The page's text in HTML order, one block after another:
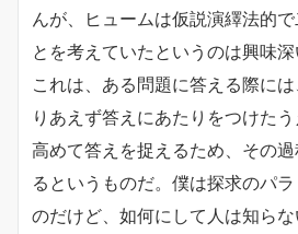
んが、ヒュームは仮説演繹法的
とを考えていたというのは興味深
これは、ある問題に答える際に
りあえず答えにあたりをつけた
高めて答えを捉えるため、その
るというものだ。僕は探求のパ
のだけど、如何にして人は知らな